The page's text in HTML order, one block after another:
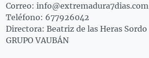
Correo: info@extremadura7dias.com
Teléfono: 677926042
Directora: Beatriz de las Heras Sordo
GRUPO VAUBÁN